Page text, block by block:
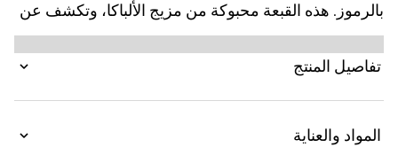
بالرموز. هذه القبعة محبوكة من مزيج الألباكا، وتكشف عن
نمط GG.
تفاصيل المنتج
المواد والعناية